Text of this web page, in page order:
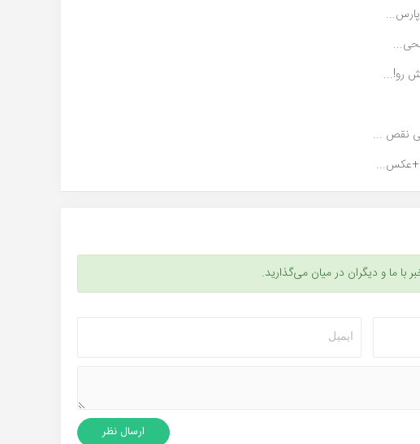
رو!...
نقص ...
با ما و دیگران در میان می‌گذارید.